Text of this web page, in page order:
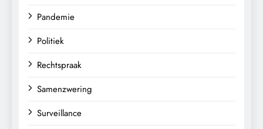
Pandemie
Politiek
Rechtspraak
Samenzwering
Surveillance